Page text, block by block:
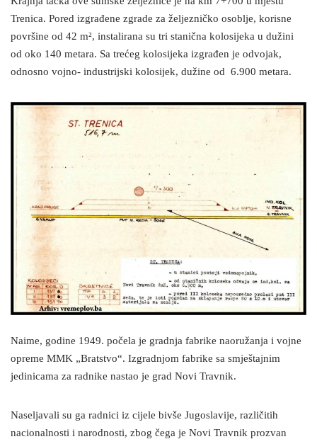
Trenica. Pored izgrađene zgrade za željezničko osoblje, korisne
površine od 42 m², instalirana su tri stanična kolosijeka u dužini
od oko 140 metara. Sa trećeg kolosijeka izgrađen je odvojak,
odnosno vojno- industrijski kolosijek, dužine od 6.900 metara.
Naime, godine 1949. počela je gradnja fabrike naoružanja i vojne
opreme MMK „Bratstvo“. Izgradnjom fabrike sa smještajnim
jedinicama za radnike nastao je grad Novi Travnik.
Naseljavali su ga radnici iz cijele bivše Jugoslavije, različitih
nacionalnosti i narodnosti, zbog čega je Novi Travnik prozvan